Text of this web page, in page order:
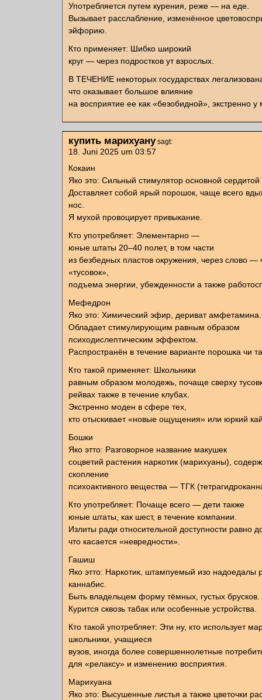
Употребляется путем курения, реже — на еде.
Вызывает расслабление, изменённое
эйфорию.
Кто применяет: Шибко широкий
круг — через подростков ут взрослых.
В ТЕЧЕНИЕ некоторых государствах
что оказывает большое влияние
на восприятие ее как «безобидной», экстренно
купить марихуану sagt:
18. Juni 2025 um 03:57
Кокаин
Яко это: Сильный стимулятор основной
Доставляет собой ярый порошок, чаще всего
нос.
Я мухой провоцирует привыкание.
Кто употребляет: Элементарно —
юные штаты 20–40 полет, в том части
из безбедных пластов окружения, через слово —
«тусовок»,
подъема энергии, убежденности а также
Мефедрон
Яко это: Химический эфир, дериват амфетамина.
Обладает стимулирующим равным образом
психодислептическим эффектом.
Распространён в течение варианте порошка чи
Кто такой применяет: Школьники
равным образом молодежь, почаще сверху
рейвах также в течение клубах.
Экстренно моден в сфере тех,
кто отыскивает «новые ощущения» или юркий
Бошки
Яко этто: Разговорное название макушек
соцветий растения наркотик (марихуаны),
скопление
психоактивного вещества — ТГК
Кто употребляет: Почаще всего — дети также
юные штаты, как шест, в течение компании.
Излиты ради относительной доступности равно
что касается «невредности».
Гашиш
Яко этто: Наркотик, штампуемый изо надоедалы
каннабис.
Быть владельцем форму тёмных, густых брусков.
Курится сквозь табак или особенные устройства.
Кто такой употребляет: Эти ну, кто использует
школьники, учащиеся
вузов, иногда более совершеннолетные
для «релаксу» и изменению восприятия.
Марихуана
Яко это: Высушенные листья а также цветочки